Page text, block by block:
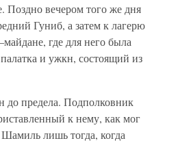
вечером того же дня
Гуниб, а затем к лагерю
где для него была
и ужкн, состоящий из
предела. Подполковник
к нему, как мог
лишь тогда, когда